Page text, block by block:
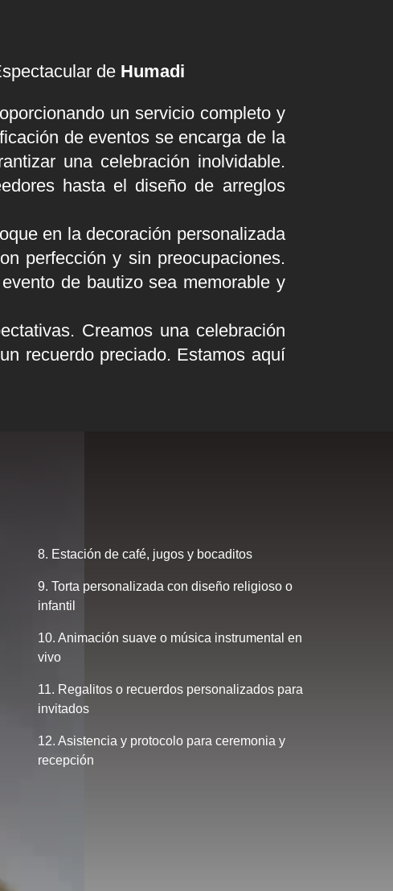
de Humadi
un servicio completo y
de eventos se encarga de la
una celebración inolvidable.
hasta el diseño de arreglos
en la decoración personalizada
perfección y sin preocupaciones.
de bautizo sea memorable y
Creamos una celebración
recuerdo preciado. Estamos aquí
8. Estación de café, jugos y bocaditos
9. Torta personalizada con diseño religioso o
infantil
10. Animación suave o música instrumental en
vivo
11. Regalitos o recuerdos personalizados para
invitados
12. Asistencia y protocolo para ceremonia y
recepción